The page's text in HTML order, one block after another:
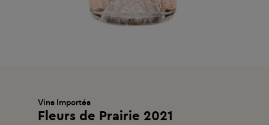
Vins Importés
Fleurs de Prairie 2021